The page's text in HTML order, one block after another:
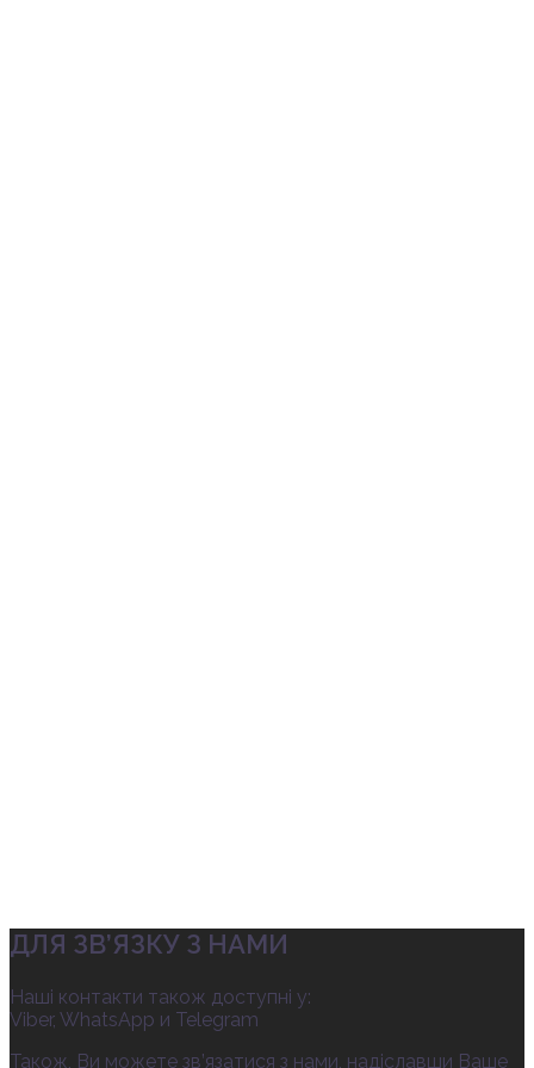
ДЛЯ ЗВ’ЯЗКУ З НАМИ
Наші контакти також доступні у:
Viber, WhatsApp и Telegram
Також, Ви можете зв’язатися з нами, надіславши Ваше